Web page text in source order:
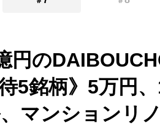
円の
5銘柄》5万円
マンションリ